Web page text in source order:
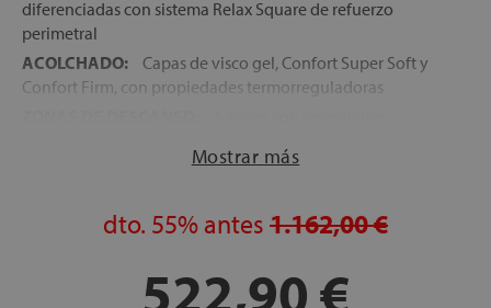
diferenciadas con sistema Relax Square de refuerzo
perimetral
ACOLCHADO:
Capas de visco gel, Confort Super Soft y
Confort Firm, con propiedades termorreguladoras
ENCAPSULADO PERIMETRAL: Espumación Tecnocel
Media-alta
TRANSPORTE, MONTAJE Y RETIRADA:
Gratuitos
Mostrar más
dto. 55% antes 1.162,00 €
522,90 €